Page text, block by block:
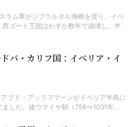
ラム軍がジブラルタル海峡を渡り、イベ
西ゴート王国はわずか数年で崩壊し、半
バ・カリフ国：イベリア・イ
ブド・アッラフマーンがイベリア半島に
した。後ウマイヤ朝（756〜1031年...